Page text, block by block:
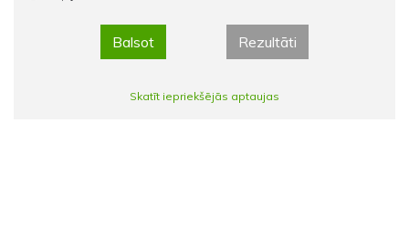
Balsot Rezultāti
Skatīt iepriekšējās aptaujas